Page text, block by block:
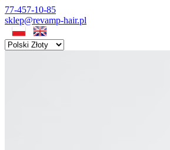
77-457-10-85
sklep@revamp-hair.pl